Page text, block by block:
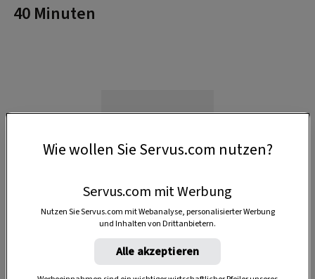
40 Minuten
Wie wollen Sie Servus.com nutzen?
Servus.com mit Werbung
Nutzen Sie Servus.com mit Webanalyse, personalisierter Werbung
und Inhalten von Drittanbietern.
Alle akzeptieren